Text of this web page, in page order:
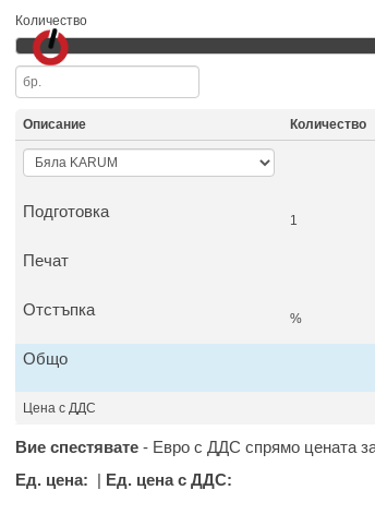
Количество
Описание Количество
Подготовка 1
Печат
Отстъпка %
Общо
Цена с ДДС
Вие спестявате - Евро с ДДС спрямо цената
Ед. цена: | Ед. цена с ДДС: